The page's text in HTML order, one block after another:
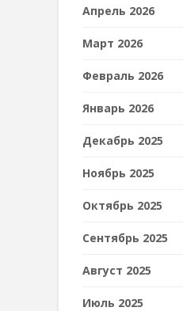
Апрель 2026
Март 2026
Февраль 2026
Январь 2026
Декабрь 2025
Ноябрь 2025
Октябрь 2025
Сентябрь 2025
Август 2025
Июль 2025